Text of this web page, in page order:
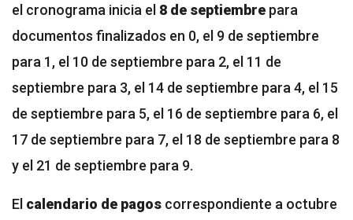
el cronograma inicia el 8 de septiembre para
documentos finalizados en 0, el 9 de septiembre
para 1, el 10 de septiembre para 2, el 11 de
septiembre para 3, el 14 de septiembre para 4, el 15
de septiembre para 5, el 16 de septiembre para 6, el
17 de septiembre para 7, el 18 de septiembre para 8
y el 21 de septiembre para 9.
El calendario de pagos correspondiente a octubre